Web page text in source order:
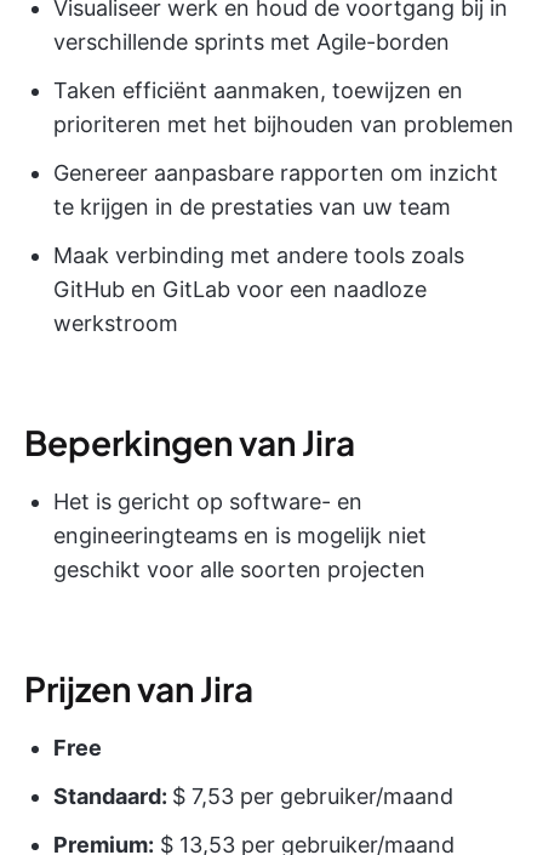
Visualiseer werk en houd de voortgang bij in
verschillende sprints met Agile-borden
Taken efficiënt aanmaken, toewijzen en
prioriteren met het bijhouden van problemen
Genereer aanpasbare rapporten om inzicht
te krijgen in de prestaties van uw team
Maak verbinding met andere tools zoals
GitHub en GitLab voor een naadloze
werkstroom
Beperkingen van Jira
Het is gericht op software- en
engineeringteams en is mogelijk niet
geschikt voor alle soorten projecten
Prijzen van Jira
Free
Standaard: $ 7,53 per gebruiker/maand
Premium: $ 13,53 per gebruiker/maand